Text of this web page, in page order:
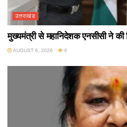
उत्तराखंड
मुख्यमंत्री से महानिदेशक एनसीसी ने की
AUGUST 6, 2026 6